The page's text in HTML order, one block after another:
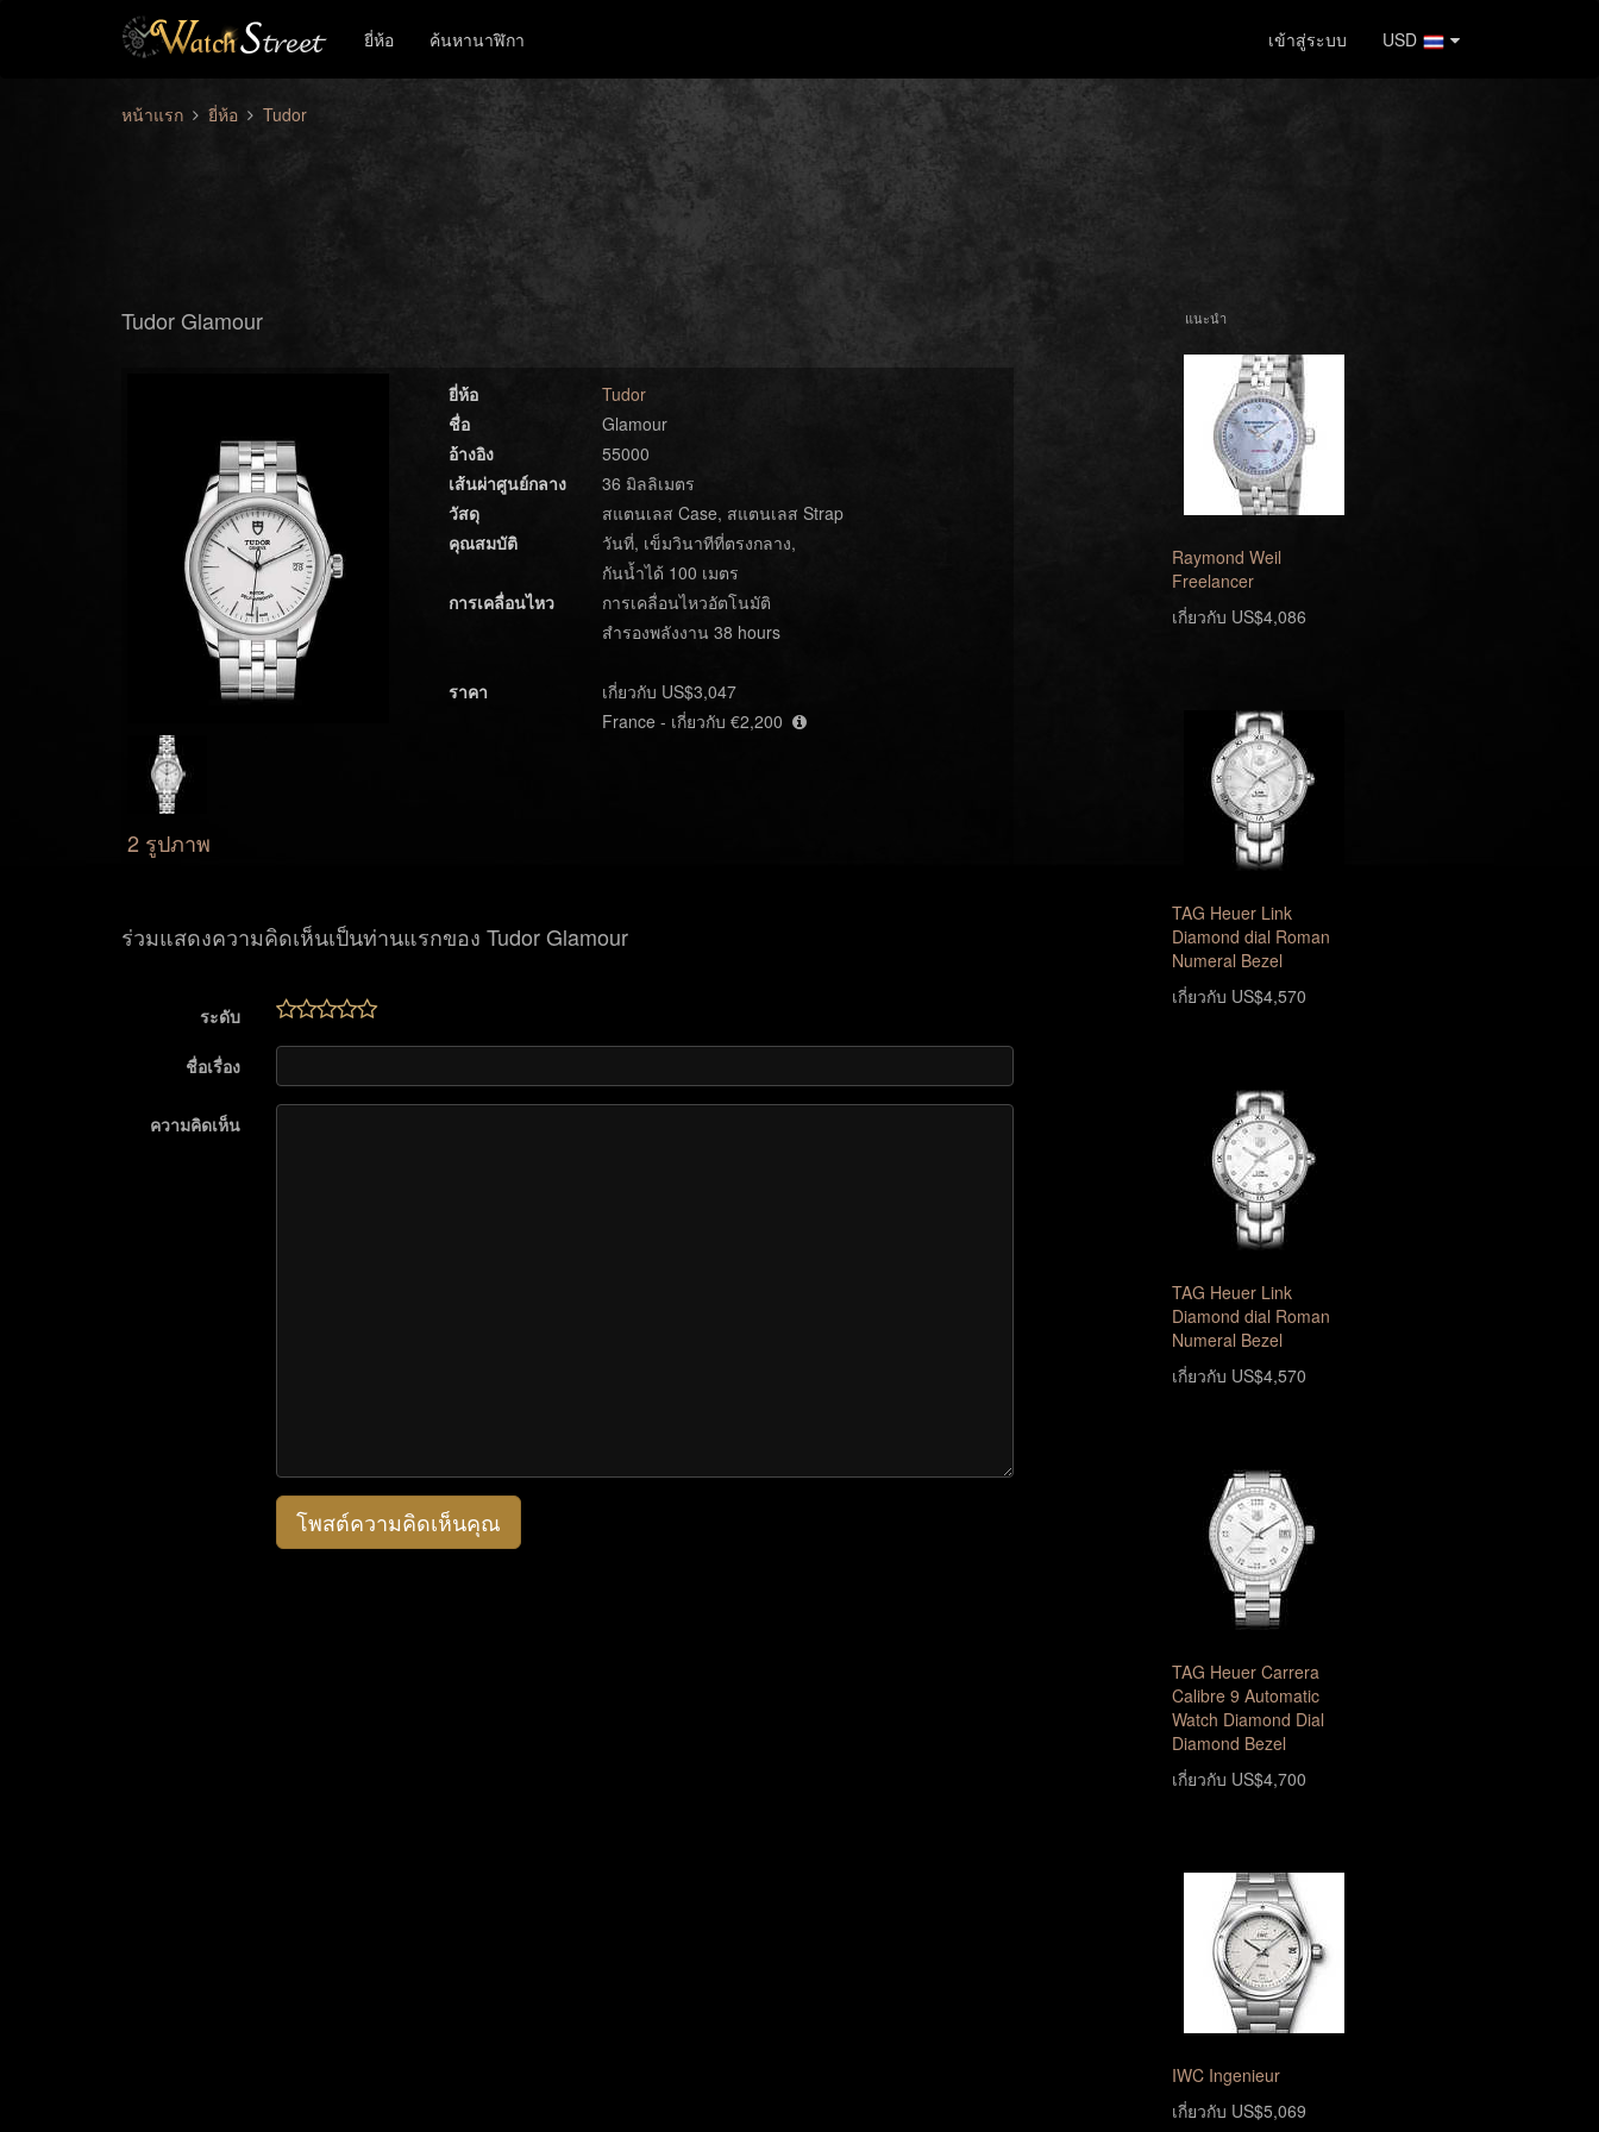
ยี่ห้อ ค้นหานาฬิกา เข้าสู่ระบบ USD
หน้าแรก ยี่ห้อ Tudor
Tudor Glamour
2 รูปภาพ
ยี่ห้อ
Tudor
ชื่อ
Glamour
อ้างอิง
55000
เส้นผ่าศูนย์กลาง
36 มิลลิเมตร
วัสดุ
สแตนเลส Case, สแตนเลส Strap
คุณสมบัติ
วันที่, เข็มวินาทีที่ตรงกลาง,
กันน้ำได้ 100 เมตร
การเคลื่อนไหว
การเคลื่อนไหวอัตโนมัติ
สำรองพลังงาน 38 hours
ราคา
เกี่ยวกับ US$3,047
France - เกี่ยวกับ €2,200
ร่วมแสดงความคิดเห็นเป็นท่านแรกของ Tudor Glamour
ระดับ
ชื่อเรื่อง
ความคิดเห็น
โพสต์ความคิดเห็นคุณ
แนะนำ
Raymond Weil
Freelancer
เกี่ยวกับ US$4,086
TAG Heuer Link
Diamond dial Roman
Numeral Bezel
เกี่ยวกับ US$4,570
TAG Heuer Link
Diamond dial Roman
Numeral Bezel
เกี่ยวกับ US$4,570
TAG Heuer Carrera
Calibre 9 Automatic
Watch Diamond Dial
Diamond Bezel
เกี่ยวกับ US$4,700
IWC Ingenieur
เกี่ยวกับ US$5,069